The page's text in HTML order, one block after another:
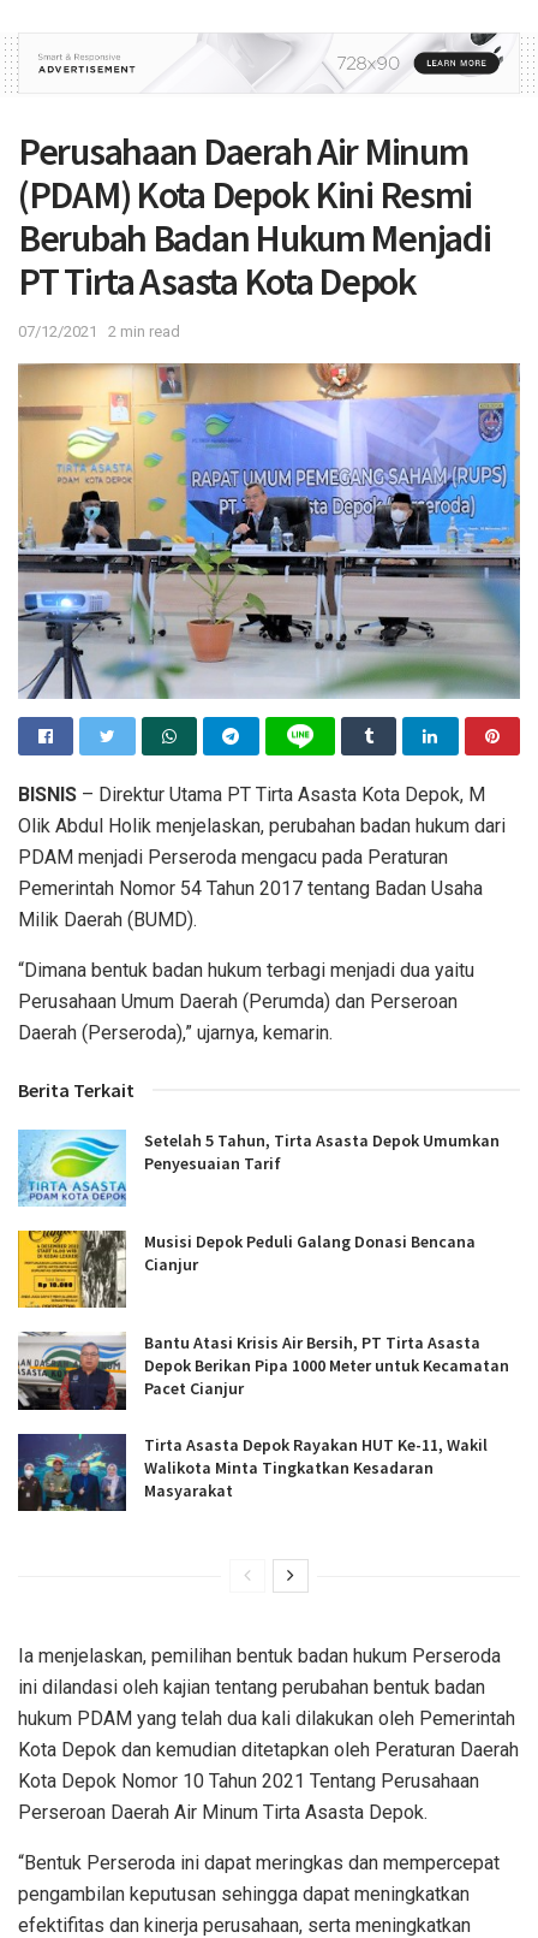
Perusahaan Daerah Air Minum
(PDAM) Kota Depok Kini Resmi
Berubah Badan Hukum Menjadi
PT Tirta Asasta Kota Depok
07/12/2021 2 min read
BISNIS – Direktur Utama PT Tirta Asasta Kota Depok, M
Olik Abdul Holik menjelaskan, perubahan badan hukum dari
PDAM menjadi Perseroda mengacu pada Peraturan
Pemerintah Nomor 54 Tahun 2017 tentang Badan Usaha
Milik Daerah (BUMD).
“Dimana bentuk badan hukum terbagi menjadi dua yaitu
Perusahaan Umum Daerah (Perumda) dan Perseroan
Daerah (Perseroda),” ujarnya, kemarin.
Berita Terkait
Setelah 5 Tahun, Tirta Asasta Depok Umumkan
Penyesuaian Tarif
Musisi Depok Peduli Galang Donasi Bencana
Cianjur
Bantu Atasi Krisis Air Bersih, PT Tirta Asasta
Depok Berikan Pipa 1000 Meter untuk Kecamatan
Pacet Cianjur
Tirta Asasta Depok Rayakan HUT Ke-11, Wakil
Walikota Minta Tingkatkan Kesadaran
Masyarakat
Ia menjelaskan, pemilihan bentuk badan hukum Perseroda
ini dilandasi oleh kajian tentang perubahan bentuk badan
hukum PDAM yang telah dua kali dilakukan oleh Pemerintah
Kota Depok dan kemudian ditetapkan oleh Peraturan Daerah
Kota Depok Nomor 10 Tahun 2021 Tentang Perusahaan
Perseroan Daerah Air Minum Tirta Asasta Depok.
“Bentuk Perseroda ini dapat meringkas dan mempercepat
pengambilan keputusan sehingga dapat meningkatkan
efektifitas dan kinerja perusahaan, serta meningkatkan